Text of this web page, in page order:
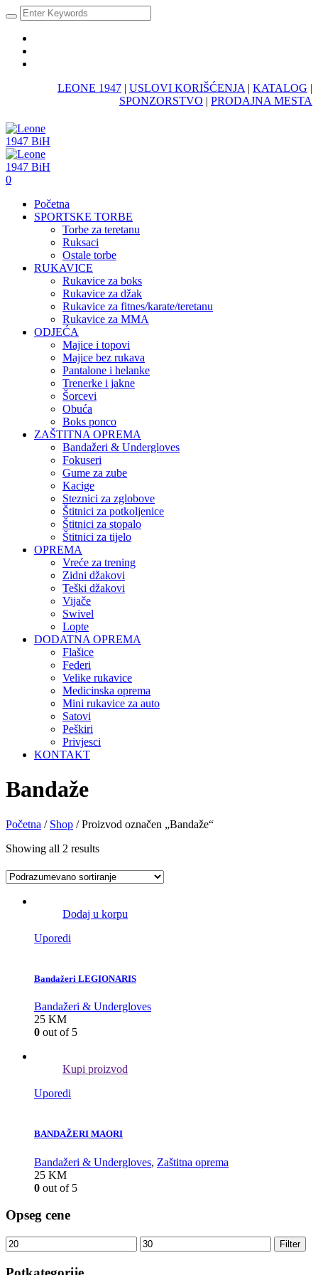
LEONE 1947 | USLOVI KORIŠĆENJA | KATALOG |
SPONZORSTVO | PRODAJNA MESTA
0
Početna
SPORTSKE TORBE
Torbe za teretanu
Ruksaci
Ostale torbe
RUKAVICE
Rukavice za boks
Rukavice za džak
Rukavice za fitnes/karate/teretanu
Rukavice za MMA
ODJEĆA
Majice i topovi
Majice bez rukava
Pantalone i helanke
Trenerke i jakne
Šorcevi
Obuća
Boks ponco
ZAŠTITNA OPREMA
Bandažeri & Undergloves
Fokuseri
Gume za zube
Kacige
Steznici za zglobove
Štitnici za potkoljenice
Štitnici za stopalo
Štitnici za tijelo
OPREMA
Vreće za trening
Zidni džakovi
Teški džakovi
Vijače
Swivel
Lopte
DODATNA OPREMA
Flašice
Federi
Velike rukavice
Medicinska oprema
Mini rukavice za auto
Satovi
Peškiri
Privjesci
KONTAKT
Bandaže
Početna / Shop / Proizvod označen „Bandaže“
Showing all 2 results
Dodaj u korpu
Uporedi
Bandažeri LEGIONARIS
Bandažeri & Undergloves
25 KM
0 out of 5
Kupi proizvod
Uporedi
BANDAŽERI MAORI
Bandažeri & Undergloves, Zaštitna oprema
25 KM
0 out of 5
Opseg cene
Filter